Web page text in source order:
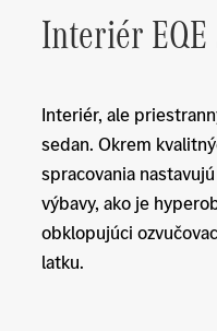
Interiér EQE
Interiér, ale
sedan. Okrem
spracovania
výbavy, ako je
obklopujúci
latku.